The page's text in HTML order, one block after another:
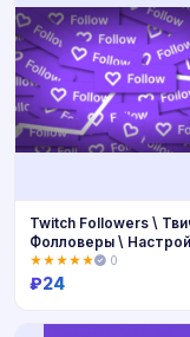
Twitch Followers \
Фолловеры \
Подарок
★★★★★ 0
₽24